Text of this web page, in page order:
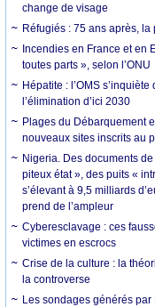
change de visage
Réfugiés : 75 ans après, la
Incendies en France et en
toutes parts », selon l’ONU
Hépatite : l’OMS
l’élimination d’ici 2030
Plages du Débarquement
nouveaux sites inscrits au
Nigeria. Des documents
piteux état », des puits «
s’élevant à 9,5 milliards
prend de l’ampleur
Cyberesclavage : ces
victimes en escrocs
Crise de la culture : la
la controverse
Les sondages générés